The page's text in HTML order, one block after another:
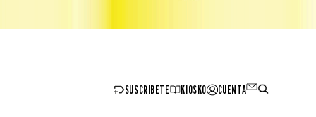
SUSCRIBETE KIOSKO CUENTA